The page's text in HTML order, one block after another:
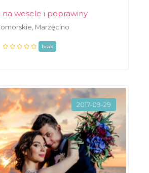
na wesele i poprawiny
Marzęcino
brak
2017-09-29